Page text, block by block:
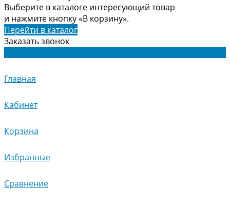
Выберите в каталоге интересующий товар
и нажмите кнопку «В корзину».
Перейти в каталог
Заказать звонок
Главная
Кабинет
Корзина
Избранные
Сравнение